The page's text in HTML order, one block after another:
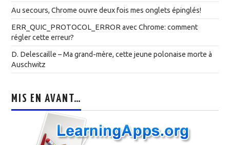
Au secours, Chrome ouvre deux fois mes onglets épinglés!
ERR_QUIC_PROTOCOL_ERROR avec Chrome: comment
régler cette erreur?
D. Delescaille – Ma grand-mère, cette jeune polonaise morte à
Auschwitz
MIS EN AVANT…